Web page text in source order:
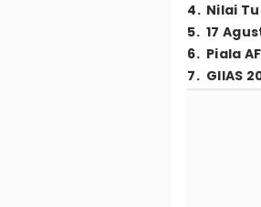
4. Nilai
5. 17
6. Piala
7. GIIAS